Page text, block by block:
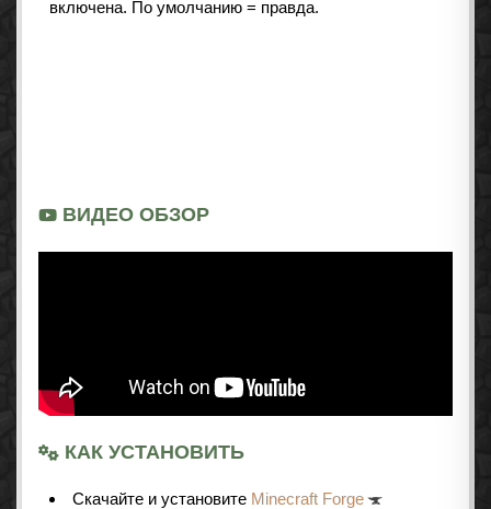
включена. По умолчанию = правда.
ВИДЕО ОБЗОР
КАК УСТАНОВИТЬ
Cкачайте и установите Minecraft Forge